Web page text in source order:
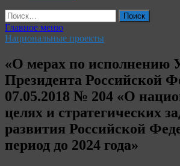
Найти:
Главное меню
Национальные проекты
«О мерах по исполнению
Президента Российской
07.05.2018 № 204 «О
целях и стратегических
развития Российской
период до 2024 года»